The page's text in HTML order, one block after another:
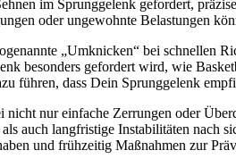
im Sprunggelenk gefordert,
oder ungewohnte Belastungen
„Umknicken“ bei schnellen
besonders gefordert wird, wie
führen, dass Dein Sprunggelenk
nicht nur einfache Zerrungen oder
auch langfristige Instabilitäten nach
und frühzeitig Maßnahmen zur